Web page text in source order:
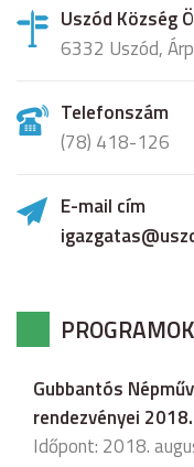
Uszód Község
6332 Uszód,
Telefonszám
(78) 418-126
E-mail cím
PROGRAMOK
Gubbantós
rendezvényei 2018.
Időpont: 2018.